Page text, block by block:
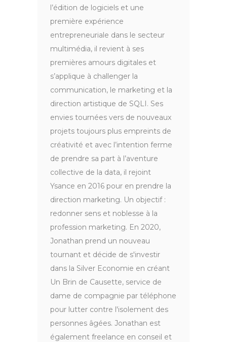
l’édition de logiciels et une
première expérience
entrepreneuriale dans le secteur
multimédia, il revient à ses
premières amours digitales et
s’applique à challenger la
communication, le marketing et la
direction artistique de SQLI. Ses
envies tournées vers de nouveaux
projets toujours plus empreints de
créativité et avec l’intention ferme
de prendre sa part à l’aventure
collective de la data, il rejoint
Ysance en 2016 pour en prendre la
direction marketing. Un objectif :
redonner sens et noblesse à la
profession marketing. En 2020,
Jonathan prend un nouveau
tournant et décide de s'investir
dans la Silver Economie en créant
Un Brin de Causette, service de
dame de compagnie par téléphone
pour lutter contre l'isolement des
personnes âgées. Jonathan est
également freelance en conseil et